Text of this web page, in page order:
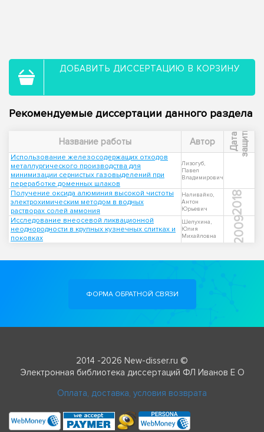
ДОБАВИТЬ ДИССЕРТАЦИЮ В КОРЗИНУ
Рекомендуемые диссертации данного раздела
Название работы Автор Д
а
т
а
з
а
щ
и
т ы
Использование железосодержащих отходов
металлургического производства для
минимизации сернистых газовыделений при
переработке доменных шлаков
Лизогуб,
Павел
Владимирович
Получение оксида алюминия высокой чистоты
электрохимическим методом в водных
растворах солей аммония
Наливайко,
Антон
Юрьевич
2018
Исследование внеосевой ликвационной
неоднородности в крупных кузнечных слитках и
поковках
Шелухина,
Юлия
Михайловна
2009
ФОРМА ОБРАТНОЙ СВЯЗИ
2014 -2026 New-disser.ru ©
Электронная библиотека диссертаций ФЛ Иванов Е О
Оплата, доставка, условия возврата